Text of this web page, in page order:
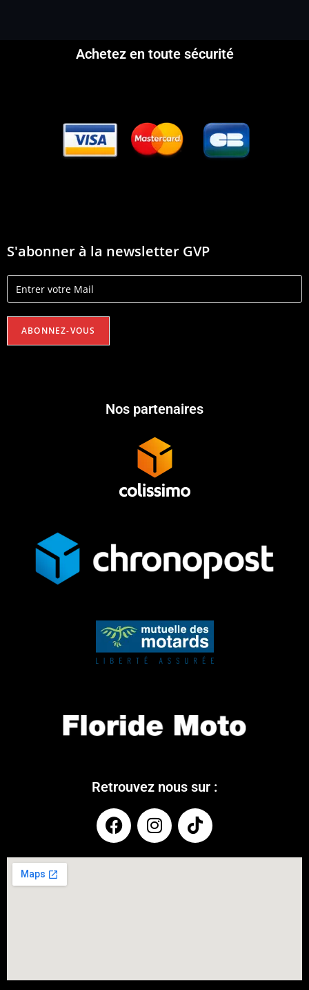
Achetez en toute sécurité
S'abonner à la newsletter GVP
Nos partenaires
Retrouvez nous sur :